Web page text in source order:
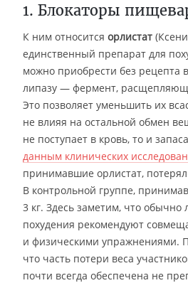
1. Блокаторы
К ним относится орлистат
единственный препарат для
можно приобрести без рецепта
липазу — фермент,
Это позволяет уменьшить их
не влияя на остальной обмен
не поступает в кровь, то и
данным клинических
принимавшие орлистат,
В контрольной группе,
3 кг. Здесь заметим, что обычно
похудения рекомендуют
и физическими упражнениями.
что часть потери веса
почти всегда обеспечена не